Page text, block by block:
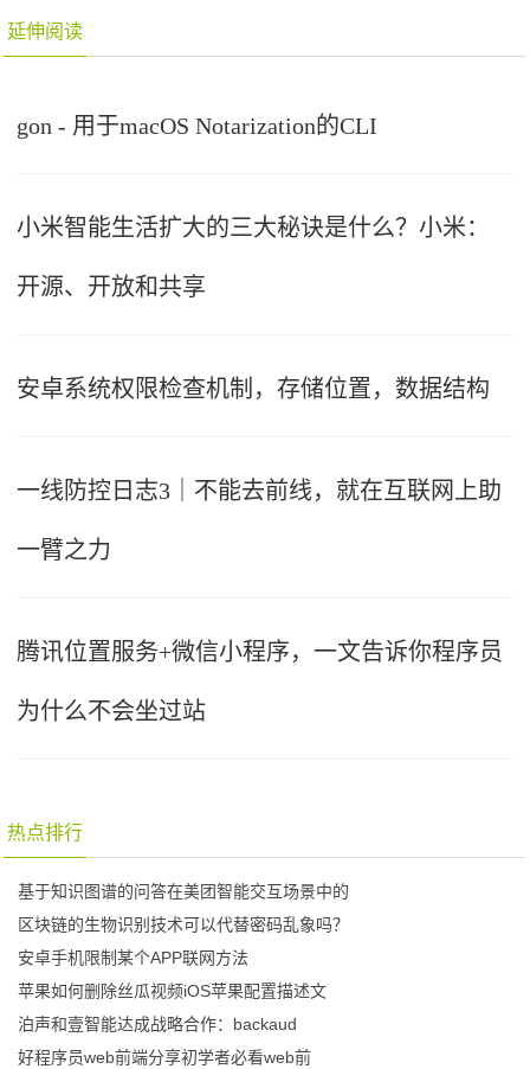
延伸阅读
gon - 用于macOS Notarization的CLI
小米智能生活扩大的三大秘诀是什么？小米：
开源、开放和共享
安卓系统权限检查机制，存储位置，数据结构
一线防控日志3｜不能去前线，就在互联网上助
一臂之力
腾讯位置服务+微信小程序，一文告诉你程序员
为什么不会坐过站
热点排行
基于知识图谱的问答在美团智能交互场景中的
区块链的生物识别技术可以代替密码乱象吗？
安卓手机限制某个APP联网方法
苹果如何删除丝瓜视频iOS苹果配置描述文
泊声和壹智能达成战略合作：backaud
好程序员web前端分享初学者必看web前